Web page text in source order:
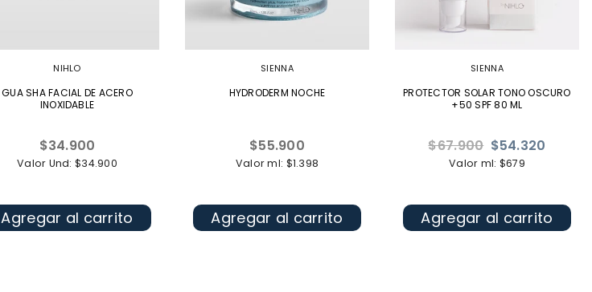
NIHLO
GUA SHA FACIAL DE ACERO
INOXIDABLE
Precio
habitual
$34.900
Valor Und: $34.900
Agregar al carrito
SIENNA
HYDRODERM NOCHE
Precio
habitual
$55.900
Valor ml: $1.398
Agregar al carrito
SIENNA
PROTECTOR SOLAR TONO OSCURO
+50 SPF 80 ML
Precio
habitual
$67.900 $54.320
Valor ml: $679
Agregar al carrito